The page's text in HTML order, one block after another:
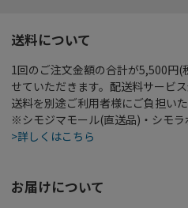
送料について
1回のご注文金額の合計が5,500円(
せていただきます。配送料サービ
送料を別途ご利用者様にご負担いた
※シモジマモール(直送品)・シモラ
>詳しくはこちら
お届けについて